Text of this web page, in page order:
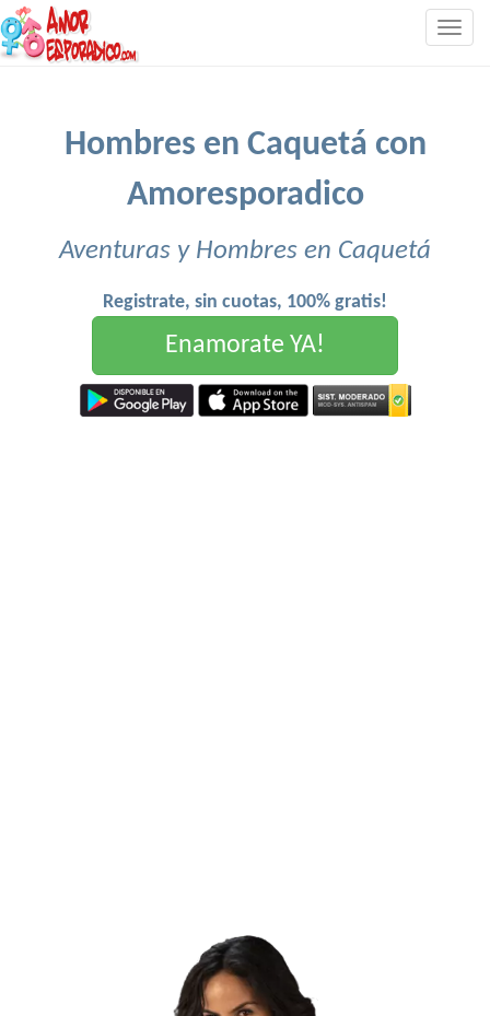
Hombres en Caquetá con
Amoresporadico
Aventuras y Hombres en Caquetá
Registrate, sin cuotas, 100% gratis!
Enamorate YA!